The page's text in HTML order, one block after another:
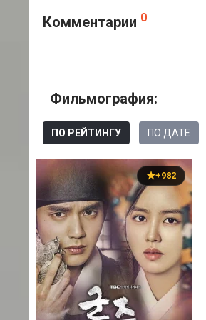
Комментарии 0
Фильмография:
ПО РЕЙТИНГУ ПО ДАТЕ
+982